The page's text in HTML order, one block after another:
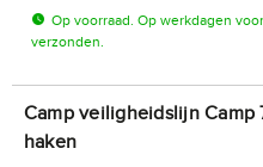
Op voorraad. Op werkdagen
verzonden.
Camp veiligheidslijn Camp 70302.01 met demper + 2
haken